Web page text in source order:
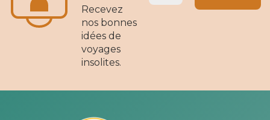
Recevez
nos bonnes
idées de
voyages
insolites.